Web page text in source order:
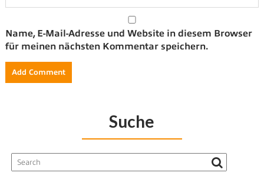
Name, E-Mail-Adresse und Website in diesem Browser
für meinen nächsten Kommentar speichern.
Suche